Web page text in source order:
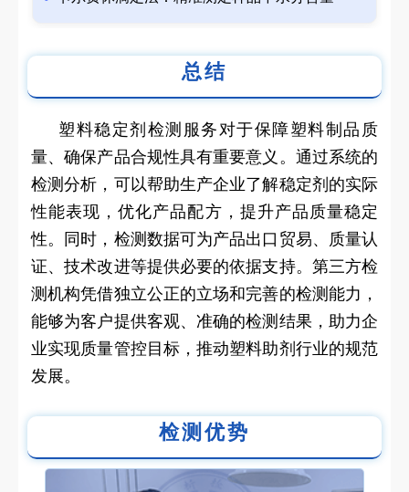
总结
塑料稳定剂检测服务对于保障塑料制品质
量、确保产品合规性具有重要意义。通过系统的
检测分析，可以帮助生产企业了解稳定剂的实际
性能表现，优化产品配方，提升产品质量稳定
性。同时，检测数据可为产品出口贸易、质量认
证、技术改进等提供必要的依据支持。第三方检
测机构凭借独立公正的立场和完善的检测能力，
能够为客户提供客观、准确的检测结果，助力企
业实现质量管控目标，推动塑料助剂行业的规范
发展。
检测优势